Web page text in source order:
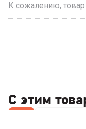
К сожалению, товар
С этим